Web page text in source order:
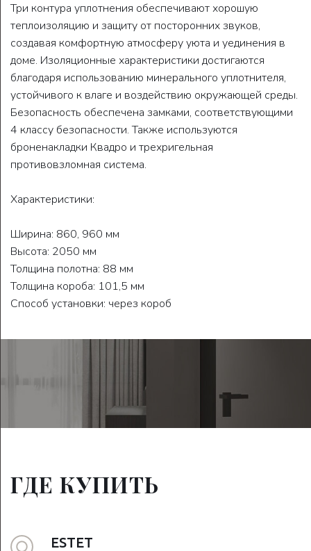
Три контура уплотнения обеспечивают хорошую
теплоизоляцию и защиту от посторонних звуков,
создавая комфортную атмосферу уюта и уединения в
доме. Изоляционные характеристики достигаются
благодаря использованию минерального уплотнителя,
устойчивого к влаге и воздействию окружающей среды.
Безопасность обеспечена замками, соответствующими
4 классу безопасности. Также используются
броненакладки Квадро и трехригельная
противовзломная система.
Характеристики:
Ширина: 860, 960 мм
Высота: 2050 мм
Толщина полотна: 88 мм
Толщина короба: 101,5 мм
Способ установки: через короб
ГДЕ КУПИТЬ
ESTET